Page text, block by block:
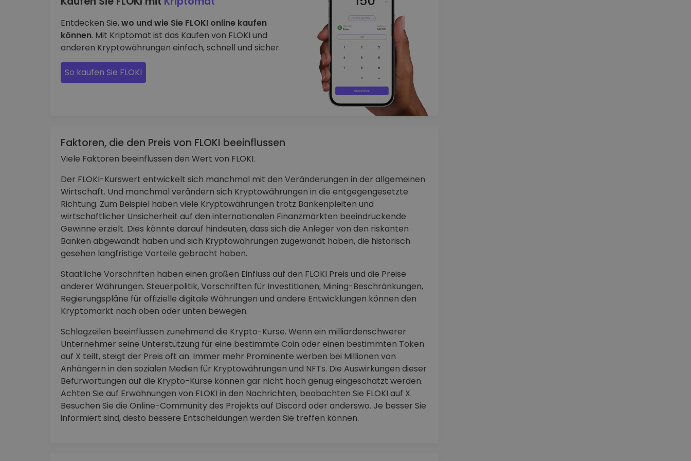
Entdecken Sie,wo und wie Sie FLOKI online kaufen
können. Mit Kriptomat ist das Kaufen von FLOKI und
anderen Kryptowährungen einfach, schnell und sicher.
So kaufen Sie FLOKI
Faktoren, die den Preis von FLOKI beeinflussen
Viele Faktoren beeinflussen den Wert von FLOKI.
Der FLOKI-Kurswert entwickelt sich manchmal mit den Veränderungen in der allgemeinen
Wirtschaft. Und manchmal verändern sich Kryptowährungen in die entgegengesetzte
Richtung. Zum Beispiel haben viele Kryptowährungen trotz Bankenpleiten und
wirtschaftlicher Unsicherheit auf den internationalen Finanzmärkten beeindruckende
Gewinne erzielt. Dies könnte darauf hindeuten, dass sich die Anleger von den riskanten
Banken abgewandt haben und sich Kryptowährungen zugewandt haben, die historisch
gesehen langfristige Vorteile gebracht haben.
Staatliche Vorschriften haben einen großen Einfluss auf den FLOKI Preis und die Preise
anderer Währungen. Steuerpolitik, Vorschriften für Investitionen, Mining-Beschränkungen,
Regierungspläne für offizielle digitale Währungen und andere Entwicklungen können den
Kryptomarkt nach oben oder unten bewegen.
Schlagzeilen beeinflussen zunehmend die Krypto-Kurse. Wenn ein milliardenschwerer
Unternehmer seine Unterstützung für eine bestimmte Coin oder einen bestimmten Token
auf X teilt, steigt der Preis oft an. Immer mehr Prominente werben bei Millionen von
Anhängern in den sozialen Medien für Kryptowährungen und NFTs. Die Auswirkungen dieser
Befürwortungen auf die Krypto-Kurse können gar nicht hoch genug eingeschätzt werden.
Achten Sie auf Erwähnungen von FLOKI in den Nachrichten, beobachten Sie FLOKI auf X.
Besuchen Sie die Online-Community des Projekts auf Discord oder anderswo. Je besser Sie
informiert sind, desto bessere Entscheidungen werden Sie treffen können.